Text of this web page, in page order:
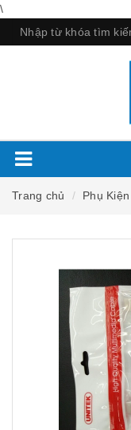
\
Trang chủ Phụ Kiện